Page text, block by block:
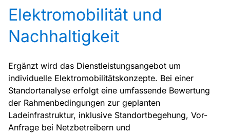
Elektromobilität und
Nachhaltigkeit
Ergänzt wird das Dienstleistungsangebot um
individuelle Elektromobilitätskonzepte. Bei einer
Standortanalyse erfolgt eine umfassende Bewertung
der Rahmenbedingungen zur geplanten
Ladeinfrastruktur, inklusive Standortbegehung, Vor-
Anfrage bei Netzbetreibern und